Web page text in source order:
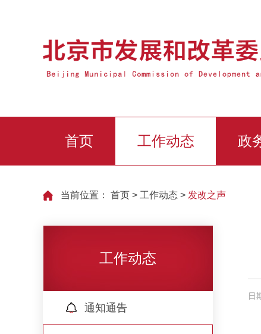
首页 工作动态 政
当前位置： 首页 > 工作动态 > 发改之声
工作动态
通知通告
日